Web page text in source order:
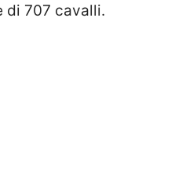
di 707 cavalli.